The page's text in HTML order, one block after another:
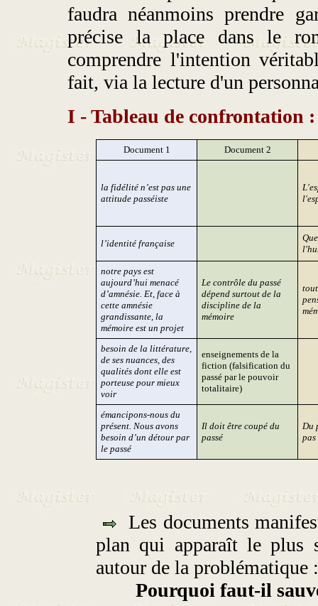
faudra néanmoins prendre
précise la place dans le
comprendre l'intention
fait, via la lecture d'un
I - Tableau de confrontation :
Document 1 Document 2
la fidélité n’est pas une
attitude passéiste
l’identité française
notre pays est
aujourd’hui menacé
d’amnésie. Et, face à
cette amnésie
grandissante, la
mémoire est un projet
Le contrôle du passé
dépend surtout de la
discipline de la
mémoire
besoin de la littérature,
de ses nuances, des
qualités dont elle est
porteuse pour mieux
voir
enseignements de la
fiction (falsification du
passé par le pouvoir
totalitaire)
émancipons-nous du
présent. Nous avons
besoin d’un détour par
le passé
Il doit être coupé du
passé
Du
pas
Les documents
plan qui apparaît le plus
autour de la problématique :
Pourquoi faut-il